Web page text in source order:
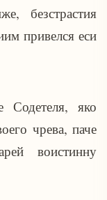
безстрастия
привелся еси
Содетеля, яко
чрева, паче
воистинну